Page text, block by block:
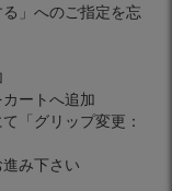
」へのご指定を忘
ートへ追加
「グリップ変更：
進み下さい